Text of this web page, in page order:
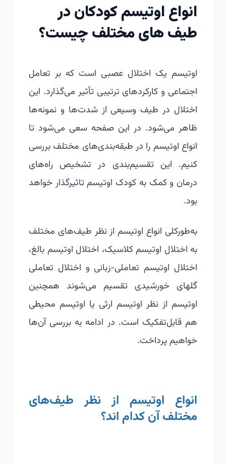
انواع اوتیسم کودکان در
طیف های مختلف چیست؟
اوتیسم یک اختلال عصبی است که بر تعامل
اجتماعی و کارکردهای ترتیبی تأثیر می‌گذارد. این
اختلال در طیف وسیعی از شدت‌ها و نمونه‌ها
ظاهر می‌شود. در این صفحه سعی می‌شود تا
انواع اوتیسم را در طبقه‌بندی‌های مختلف بررسی
کنیم. این تقسیم‌بندی در تشخیص راه‌های
درمان و کمک به کودک اوتیسم تاثیرگذار خواهد
بود.
به‌طورکلی انواع اوتیسم از نظر طیف‌های مختلف
به اختلال اوتیسم کلاسیک، اختلال اوتیسم بالغ،
اختلال اوتیسم تعاملی-زبانی و اختلال تعاملی
گلهای خورشیدی تقسیم می‌شوند همچنین
اوتیسم از نظر اوتیسم ارثی یا اوتیسم محیطی
هم قابل‌تفکیک است. در ادامه به بررسی آن‌ها
خواهیم پرداخت.
انواع اوتیسم از نظر طیف‌های
مختلف آن کدام اند؟